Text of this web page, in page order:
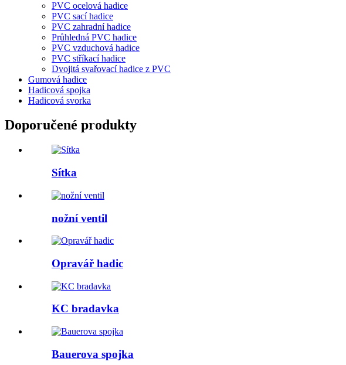
PVC ocelová hadice
PVC sací hadice
PVC zahradní hadice
Průhledná PVC hadice
PVC vzduchová hadice
PVC stříkací hadice
Dvojitá svařovací hadice z PVC
Gumová hadice
Hadicová spojka
Hadicová svorka
Doporučené produkty
Sítka
nožní ventil
Opravář hadic
KC bradavka
Bauerova spojka